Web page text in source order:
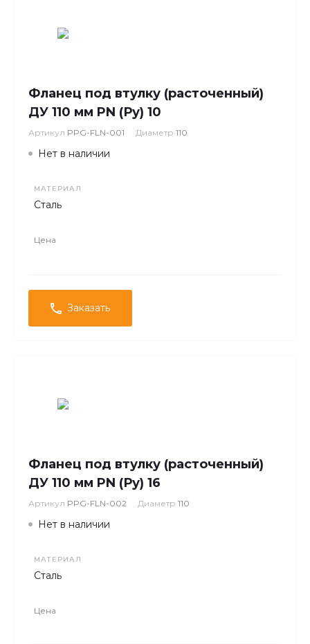
Фланец под втулку (расточенный)
ДУ 110 мм PN (Ру) 10
Артикул PPG-FLN-001 Диаметр 110
Нет в наличии
МАТЕРИАЛ
Сталь
Цена
Заказать
Фланец под втулку (расточенный)
ДУ 110 мм PN (Ру) 16
Артикул PPG-FLN-002 Диаметр 110
Нет в наличии
МАТЕРИАЛ
Сталь
Цена